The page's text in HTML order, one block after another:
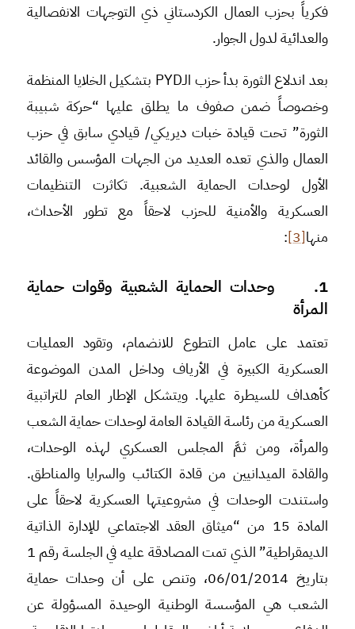
فكرياً بحزب العمال الكردستاني ذي التوجهات الانفصالية
والعدائية لدول الجوار.
بعد اندلاع الثورة بدأ حزب الـPYD بتشكيل الخلايا المنظمة
وخصوصاً ضمن صفوف ما يطلق عليها “حركة شبيبة
الثورة” تحت قيادة خبات ديريكي/ قيادي سابق في حزب
العمال والذي تعده العديد من الجهات المؤسس والقائد
الأول لوحدات الحماية الشعبية. تكاثرت التنظيمات
العسكرية والأمنية للحزب لاحقاً مع تطور الأحداث،
منها[3]
:
1. وحدات الحماية الشعبية وقوات حماية
المرأة
تعتمد على عامل التطوع للانضمام، وتقود العمليات
العسكرية الكبيرة في الأرياف وداخل المدن الموضوعة
كأهداف للسيطرة عليها. ويتشكل الإطار العام للتراتبية
العسكرية من رئاسة القيادة العامة لوحدات حماية الشعب
والمرأة، ومن ثمَّ المجلس العسكري لهذه الوحدات،
والقادة الميدانيين من قادة الكتائب والسرايا والمناطق.
واستندت الوحدات في مشروعيتها العسكرية لاحقاً على
المادة 15 من “ميثاق العقد الاجتماعي للإدارة الذاتية
الديمقراطية” الذي تمت المصادقة عليه في الجلسة رقم 1
بتاريخ 06/01/2014، وتنص على أن وحدات حماية
الشعب هي المؤسسة الوطنية الوحيدة المسؤولة عن